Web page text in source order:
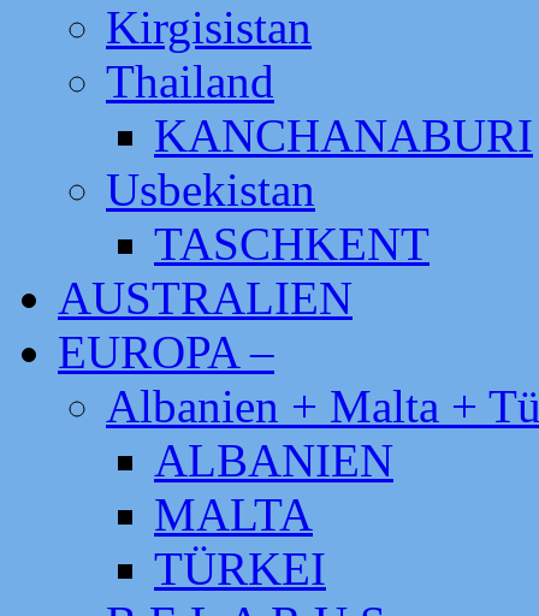
Kirgisistan
Thailand
KANCHANABURI
Usbekistan
TASCHKENT
AUSTRALIEN
EUROPA –
Albanien + Malta +
ALBANIEN
MALTA
TÜRKEI